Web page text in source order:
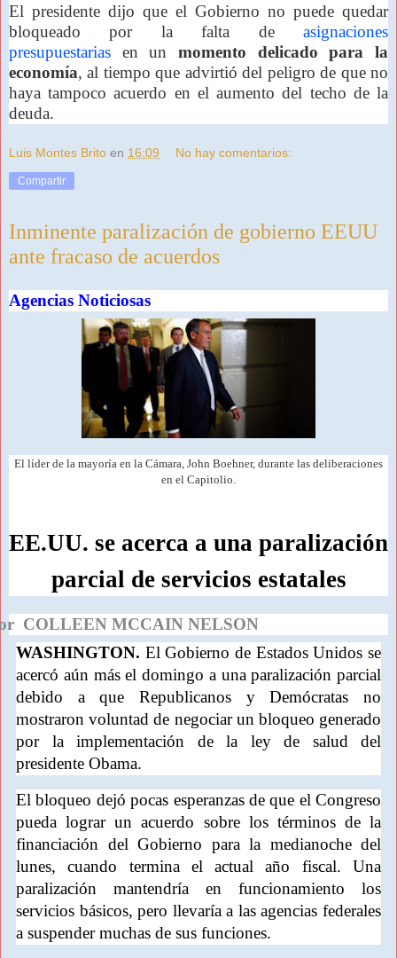
El presidente dijo que el Gobierno no puede quedar
bloqueado por la falta de asignaciones
presupuestarias
en un
momento delicado para la
economía, al tiempo que advirtió del peligro de que no
haya tampoco acuerdo en el aumento del techo de la
deuda.
Luis Montes Brito en 16:09 No hay comentarios:
Compartir
Inminente paralización de gobierno EEUU
ante fracaso de acuerdos
Agencias Noticiosas
El líder de la mayoría en la Cámara, John Boehner, durante las deliberaciones
en el Capitolio.
EE.UU. se acerca a una paralización
parcial de servicios estatales
COLLEEN MCCAIN NELSON
WASHINGTON. El Gobierno de Estados Unidos se
acercó aún más el domingo a una paralización parcial
debido a que Republicanos y Demócratas no
mostraron voluntad de negociar un bloqueo generado
por la implementación de la ley de salud del
presidente Obama.
El bloqueo dejó pocas esperanzas de que el Congreso
pueda lograr un acuerdo sobre los términos de la
financiación del Gobierno para la medianoche del
lunes, cuando termina el actual año fiscal. Una
paralización mantendría en funcionamiento los
servicios básicos, pero llevaría a las agencias federales
a suspender muchas de sus funciones.